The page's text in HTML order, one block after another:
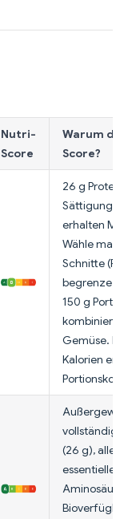
Nutri-
Score
Warum
Score?
26 g Protein
Sättigung
erhalten
Wähle
Schnitte
begrenze
150 g
kombiniere
Gemüse.
Kalorien
vollständiges
(26 g), alle
essentiellen